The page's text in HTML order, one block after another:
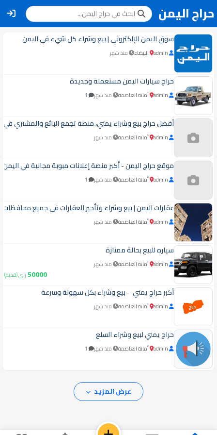
حراج اليمن
سوق اليمن الإلكتروني | بيع وشراء كل شيء في اليمن
admin البيضاء منذ شهر
حراج سيارات اليمن مستعملة وجديدة
admin أمانة العاصمة منذ شهر
أفضل حراج بيع وشراء يمني، منصة تجمع البائع والمشتري
admin أمانة العاصمة منذ شهر
موقع حراج اليمن - أكبر منصة إعلانات مبوبة مجانية في اليمن
admin أمانة العاصمة منذ شهر
عقارات اليمن | بيع وشراء وتأجير العقارات في جميع محافظات
admin أمانة العاصمة منذ شهر
سياره للبيع بحالة ممتازة
admin أمانة العاصمة منذ شهر
50000 ر.ي (قديم)
أكبر حراج يمني – بيع وشراء بكل سهولة وسرعة
admin أمانة العاصمة منذ شهر
حراج يمني لبيع وشراء السلع
admin أمانة العاصمة منذ شهر
عرض المزيد